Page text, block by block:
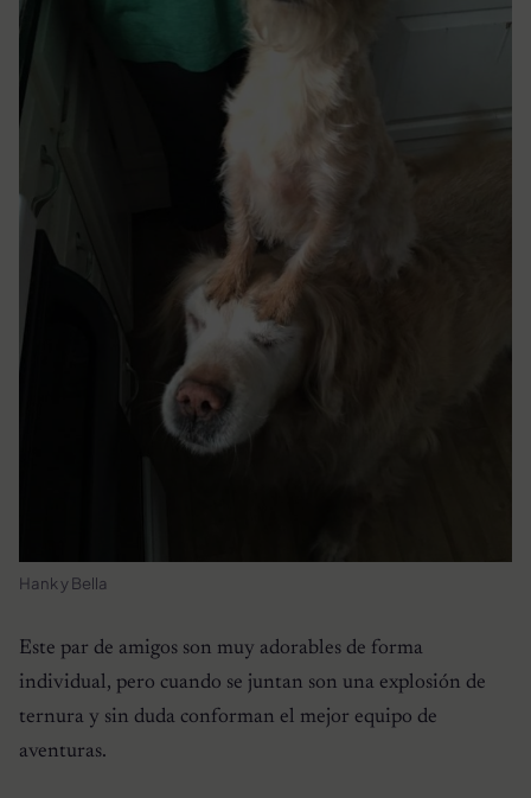
Hank y Bella
Este par de amigos son muy adorables de forma
individual, pero cuando se juntan son una explosión de
ternura y sin duda conforman el mejor equipo de
aventuras.